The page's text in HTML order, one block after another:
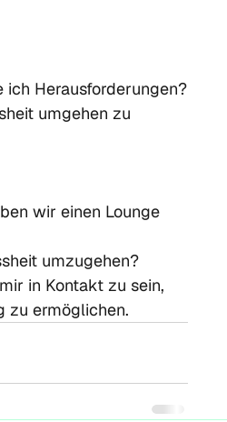
Herausforderungen?
umgehen zu
wir einen Lounge
umzugehen?
in Kontakt zu sein,
zu ermöglichen.